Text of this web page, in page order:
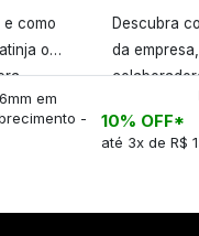
e como
o
Descubra
da
em
-
10% OFF*
até 3x de R$